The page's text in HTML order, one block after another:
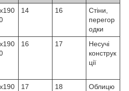
14 16
Стіни,
перегор
одки
16 17
Несучі
конструк
ції
17 18
Облицю